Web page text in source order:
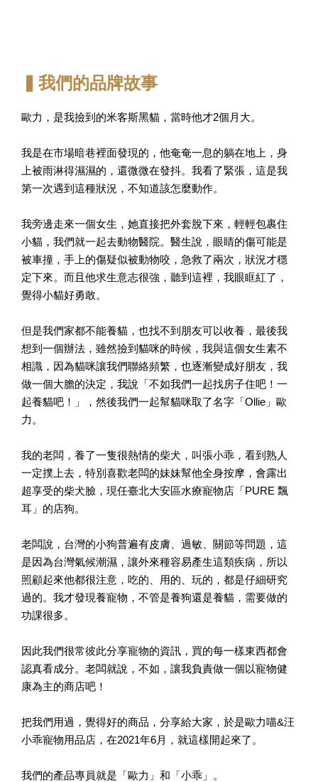
▍我們的品牌故事
歐力，是我撿到的米客斯黑貓，當時他才2個月大。
我是在市場暗巷裡面發現的，他奄奄一息的躺在地上，身
上被雨淋得濕濕的，還微微在發抖。我看了緊張，這是我
第一次遇到這種狀況，不知道該怎麼動作。
我旁邊走來一個女生，她直接把外套脫下來，輕輕包裹住
小貓，我們就一起去動物醫院。醫生說，眼睛的傷可能是
被車撞，手上的傷疑似被動物咬，急救了兩次，狀況才穩
定下來。而且他求生意志很強，聽到這裡，我眼眶紅了，
覺得小貓好勇敢。
但是我們家都不能養貓，也找不到朋友可以收養，最後我
想到一個辦法，雖然撿到貓咪的時候，我與這個女生素不
相識，因為貓咪讓我們聯絡頻繁，也逐漸變成好朋友，我
做一個大膽的決定，我說「不如我們一起找房子住吧！一
起養貓吧！」，然後我們一起幫貓咪取了名字「Ollie」歐
力。
我的老闆，養了一隻很熱情的柴犬，叫張小乖，看到熟人
一定撲上去，特別喜歡老闆的妹妹幫他全身按摩，會露出
超享受的柴犬臉，現任臺北大安區水療寵物店「PURE 飄
耳」的店狗。
老闆說，台灣的小狗普遍有皮膚、過敏、關節等問題，這
是因為台灣氣候潮濕，讓外來種容易產生這類疾病，所以
照顧起來他都很注意，吃的、用的、玩的，都是仔細研究
過的。我才發現養寵物，不管是養狗還是養貓，需要做的
功課很多。
因此我們很常彼此分享寵物的資訊，買的每一樣東西都會
認真看成分。老闆就說，不如，讓我負責做一個以寵物健
康為主的商店吧！
把我們用過，覺得好的商品，分享給大家，於是歐力喵&汪
小乖寵物用品店，在2021年6月，就這樣開起來了。
我們的產品專員就是「歐力」和「小乖」。